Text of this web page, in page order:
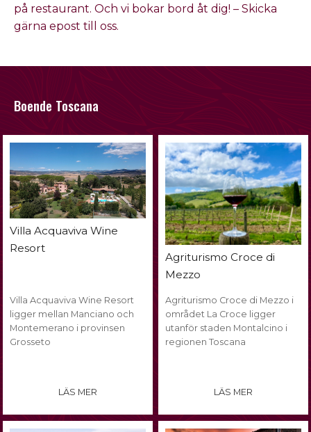
på restaurant. Och vi bokar bord åt dig! – Skicka
gärna epost till oss.
Boende Toscana
Villa Acquaviva Wine
Resort
Villa Acquaviva Wine Resort
ligger mellan Manciano och
Montemerano i provinsen
Grosseto
LÄS MER
Agriturismo Croce di
Mezzo
Agriturismo Croce di Mezzo i
området La Croce ligger
utanför staden Montalcino i
regionen Toscana
LÄS MER